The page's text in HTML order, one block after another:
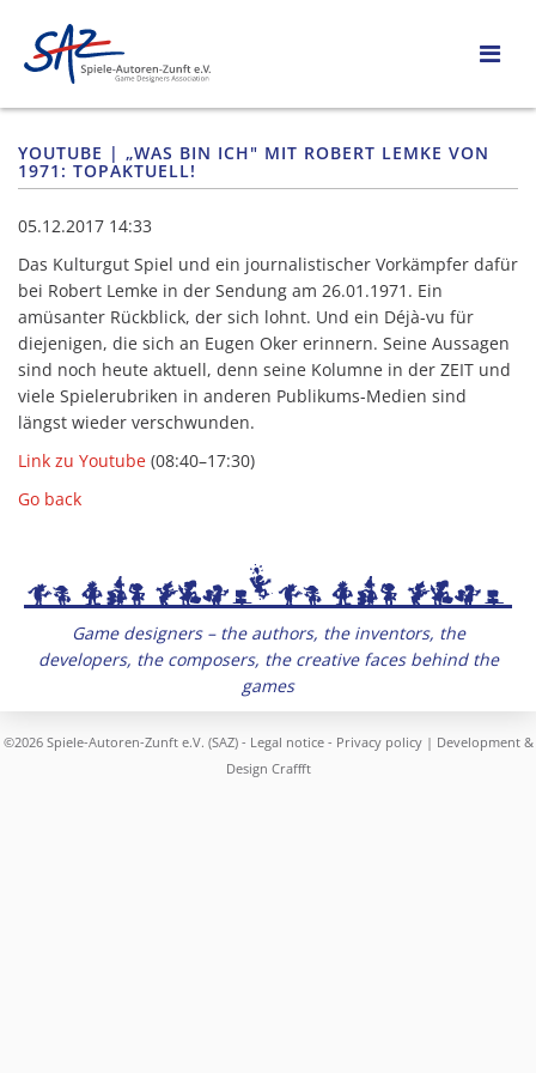
YOUTUBE | „WAS BIN ICH" MIT ROBERT LEMKE VON
1971: TOPAKTUELL!
05.12.2017 14:33
Das Kulturgut Spiel und ein journalistischer Vorkämpfer dafür
bei Robert Lemke in der Sendung am 26.01.1971. Ein
amüsanter Rückblick, der sich lohnt. Und ein Déjà-vu für
diejenigen, die sich an Eugen Oker erinnern. Seine Aussagen
sind noch heute aktuell, denn seine Kolumne in der ZEIT und
viele Spielerubriken in anderen Publikums-Medien sind
längst wieder verschwunden.
Link zu Youtube (08:40–17:30)
Go back
Game designers – the authors, the inventors, the
developers, the composers, the creative faces behind the
games
©2026 Spiele-Autoren-Zunft e.V. (SAZ) - Legal notice- Privacy policy| Development &
Design Craffft